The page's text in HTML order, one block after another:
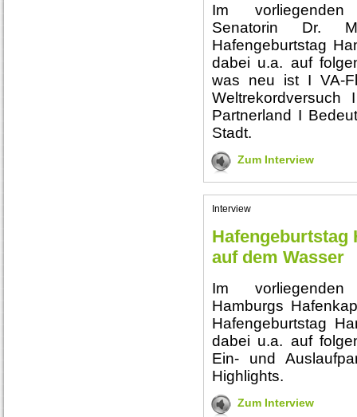
Im vorliegenden
Senatorin Dr.
Hafengeburtstag
dabei u.a. auf
was neu ist I VA-
Partnerland I
Stadt.
Zum Interview
Interview
Hafengeburtstag
auf dem Wasser
Im vorliegenden
Hamburgs
Hafengeburtstag
dabei u.a. auf
Ein- und
Highlights.
Zum Interview